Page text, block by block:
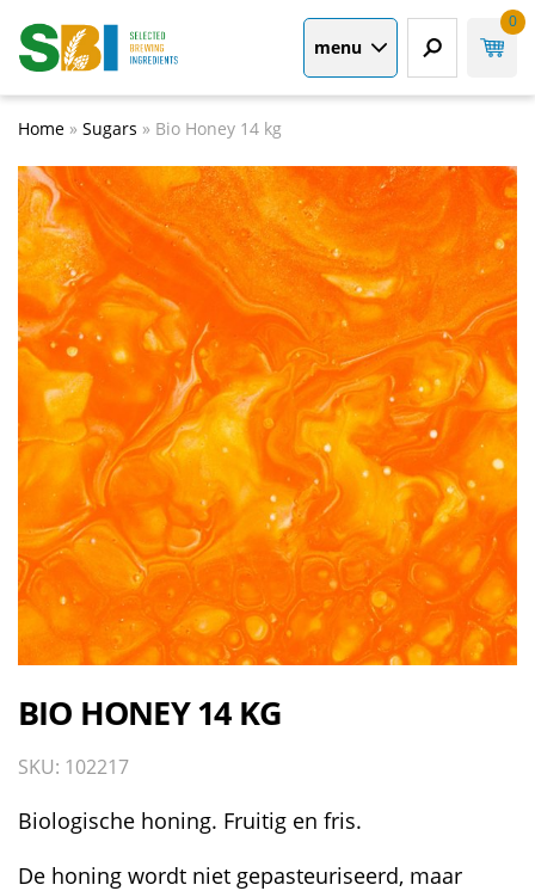
menu
0
Home » Sugars » Bio Honey 14 kg
BIO HONEY 14 KG
SKU: 102217
Biologische honing. Fruitig en fris.
De honing wordt niet gepasteuriseerd, maar